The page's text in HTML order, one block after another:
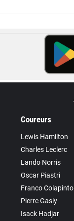
Coureurs
Lewis Hamilton
Charles Leclerc
Lando Norris
Oscar Piastri
Franco Colapinto
Pierre Gasly
Isack Hadjar